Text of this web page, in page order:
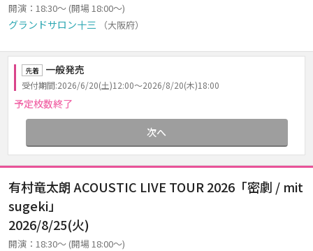
開演：18:30～ (開場 18:00～)
グランドサロン十三 （大阪府）
先着 一般発売
受付期間:2026/6/20(土)12:00～2026/8/20(木)18:00
予定枚数終了
次へ
有村竜太朗 ACOUSTIC LIVE TOUR 2026「密劇 / mit
sugeki」
2026/8/25(火)
開演：18:30～ (開場 18:00～)